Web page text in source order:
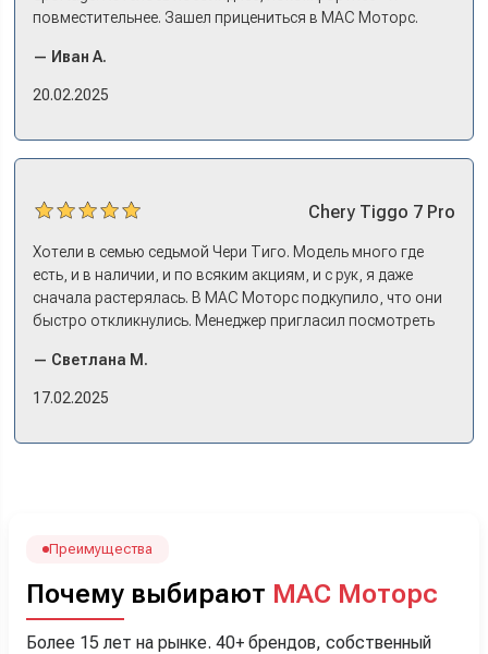
повместительнее. Зашел прицениться в МАС Моторс.
и прям мое! Даже не скажешь, что «китаец». Прям не
вылезая из него и порешали. Спортэйдж в трейд-ин
— Иван А.
20.02.2025
Chery Tiggo 7 Pro
Хотели в семью седьмой Чери Тиго. Модель много где
есть, и в наличии, и по всяким акциям, и с рук, я даже
сначала растерялась. В МАС Моторс подкупило, что они
быстро откликнулись. Менеджер пригласил посмотреть
примериться. Нам тут недалеко, пришли в салон - и в тот
же день купили машину! Неожиданно, но довольны! Все
менеджеру Сергею, профессионал своего дела!
— Светлана М.
17.02.2025
Преимущества
Почему выбирают МАС Моторс
Более 15 лет на рынке. 40+ брендов, собственный